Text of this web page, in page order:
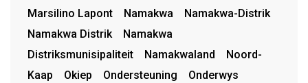
Marsilino Lapont
Namakwa
Namakwa-Distrik
Namakwa Distrik
Namakwa
Distriksmunisipaliteit
Namakwaland
Noord-
Kaap
Okiep Ondersteuning
Onderwys